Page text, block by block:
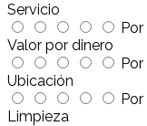
Servicio
Valor por dinero
Ubicación
Limpieza